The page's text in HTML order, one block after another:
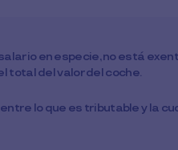
en especie, no está
total del valor del coche.
lo que es tributable y la